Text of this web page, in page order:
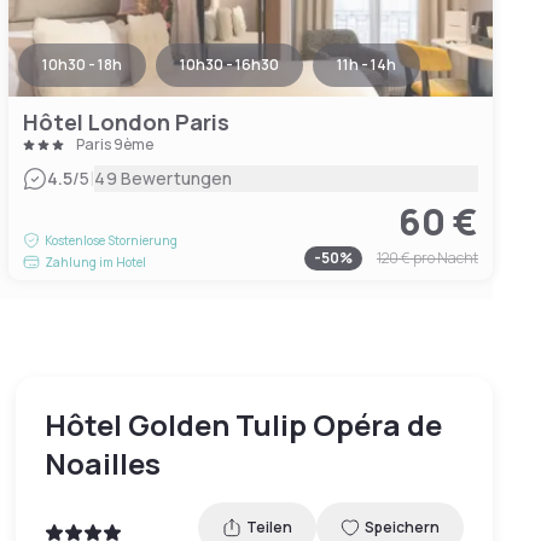
10h30 - 18h 10h30 - 16h30 11h - 14h
Hôtel London Paris
Paris 9ème
4.5/5|49 Bewertungen
Kostenlose Stornierung
Zahlung im Hotel
60 €
-50% 120 €pro Nacht
Hôtel Golden Tulip Opéra de
Noailles
Teilen Speichern